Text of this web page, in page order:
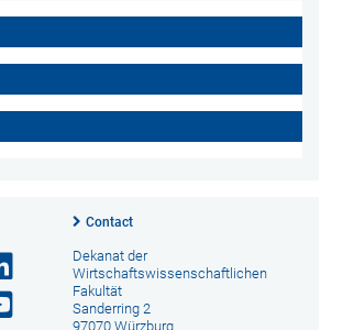
Contact
Dekanat der
Wirtschaftswissenschaftlichen
Fakultät
Sanderring 2
97070 Würzburg